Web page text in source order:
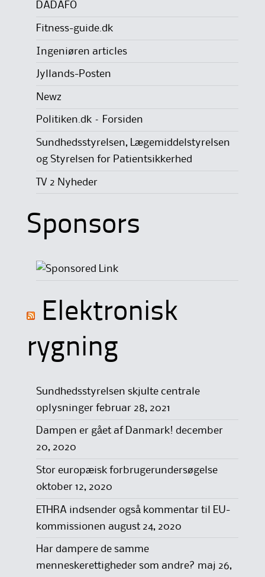
DADAFO
Fitness-guide.dk
Ingeniøren articles
Jyllands-Posten
Newz
Politiken.dk – Forsiden
Sundhedsstyrelsen, Lægemiddelstyrelsen
og Styrelsen for Patientsikkerhed
TV 2 Nyheder
Sponsors
Elektronisk
rygning
Sundhedsstyrelsen skjulte centrale
oplysninger februar 28, 2021
Dampen er gået af Danmark! december
20, 2020
Stor europæisk forbrugerundersøgelse
oktober 12, 2020
ETHRA indsender også kommentar til EU-
kommissionen august 24, 2020
Har dampere de samme
menneskerettigheder som andre? maj 26,